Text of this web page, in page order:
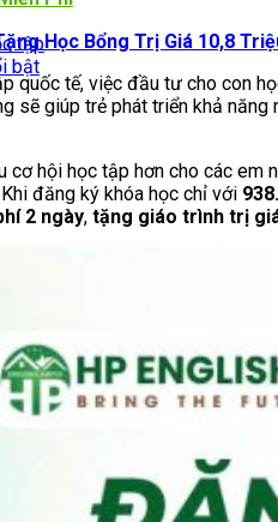
tập
bật
Học Bổng Trị Giá 10,8
quốc tế, việc đầu tư cho con
sẽ giúp trẻ phát triển khả năng
cơ hội học tập hơn cho các em
đăng ký khóa học chỉ với
2 ngày, tặng giáo trình trị